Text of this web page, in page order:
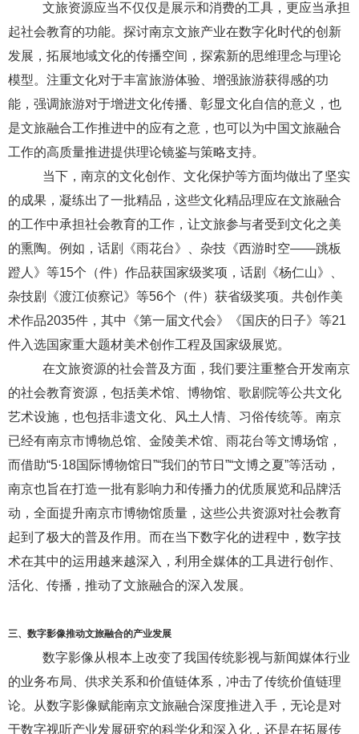
文旅资源应当不仅仅是展示和消费的工具，更应当承担
起社会教育的功能。探讨南京文旅产业在数字化时代的创新
发展，拓展地域文化的传播空间，探索新的思维理念与理论
模型。注重文化对于丰富旅游体验、增强旅游获得感的功
能，强调旅游对于增进文化传播、彰显文化自信的意义，也
是文旅融合工作推进中的应有之意，也可以为中国文旅融合
工作的高质量推进提供理论镜鉴与策略支持。
当下，南京的文化创作、文化保护等方面均做出了坚实
的成果，凝练出了一批精品，这些文化精品理应在文旅融合
的工作中承担社会教育的工作，让文旅参与者受到文化之美
的熏陶。例如，话剧《雨花台》、杂技《西游时空——跳板
蹬人》等15个（件）作品获国家级奖项，话剧《杨仁山》、
杂技剧《渡江侦察记》等56个（件）获省级奖项。共创作美
术作品2035件，其中《第一届文代会》《国庆的日子》等21
件入选国家重大题材美术创作工程及国家级展览。
在文旅资源的社会普及方面，我们要注重整合开发南京
的社会教育资源，包括美术馆、博物馆、歌剧院等公共文化
艺术设施，也包括非遗文化、风土人情、习俗传统等。南京
已经有南京市博物总馆、金陵美术馆、雨花台等文博场馆，
而借助“5·18国际博物馆日”“我们的节日”“文博之夏”等活动，
南京也旨在打造一批有影响力和传播力的优质展览和品牌活
动，全面提升南京市博物馆质量，这些公共资源对社会教育
起到了极大的普及作用。而在当下数字化的进程中，数字技
术在其中的运用越来越深入，利用全媒体的工具进行创作、
活化、传播，推动了文旅融合的深入发展。
三、 数字影像推动文旅融合的产业发展
数字影像从根本上改变了我国传统影视与新闻媒体行业
的业务布局、供求关系和价值链体系，冲击了传统价值链理
论。从数字影像赋能南京文旅融合深度推进入手，无论是对
于数字视听产业发展研究的科学化和深入化，还是在拓展传